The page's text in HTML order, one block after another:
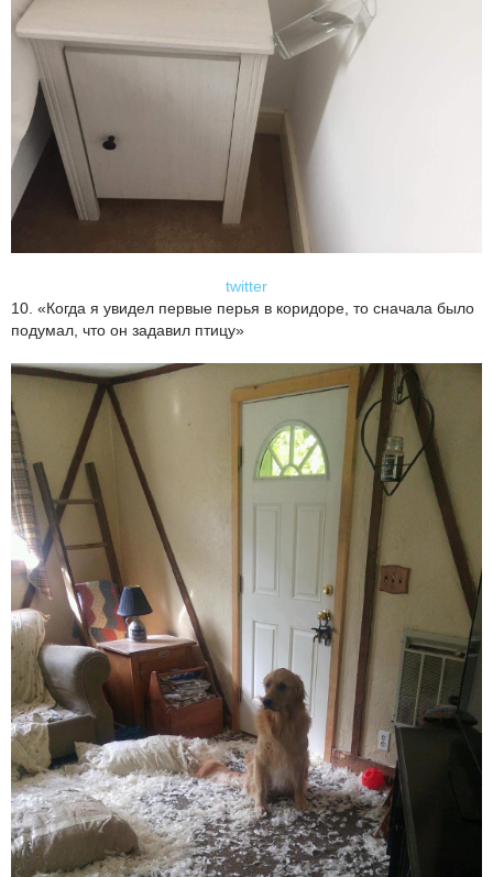
twitter
10. «Когда я увидел первые перья в коридоре, то сначала было
подумал, что он задавил птицу»